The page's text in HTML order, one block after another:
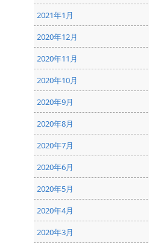
2021年1月
2020年12月
2020年11月
2020年10月
2020年9月
2020年8月
2020年7月
2020年6月
2020年5月
2020年4月
2020年3月